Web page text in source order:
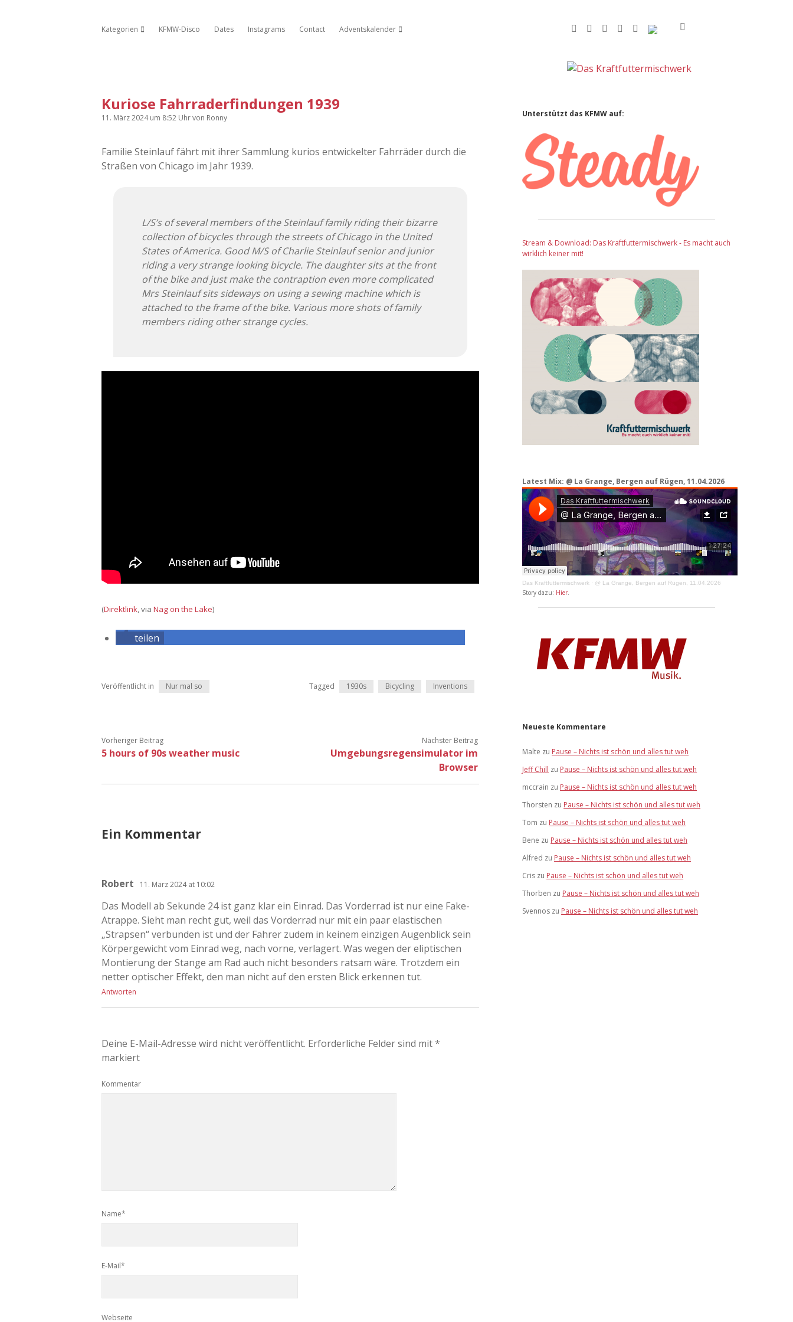
Kategorien Dropdown-Menü öffnen
KFMW-Disco Dates Instagrams Contact Adventskalender Dropdown-Menü öffnen facebookinstagram
rss soundcloud
vimeo Bluesky
Kuriose Fahrraderfindungen 1939
11. März 2024um 8:52 Uhrvon Ronny
Familie Steinlauf fährt mit ihrer Sammlung kurios entwickelter Fahrräder durch die
Straßen von Chicago im Jahr 1939.
L/S’s of several members of the Steinlauf family riding their bizarre
collection of bicycles through the streets of Chicago in the United
States of America. Good M/S of Charlie Steinlauf senior and junior
riding a very strange looking bicycle. The daughter sits at the front
of the bike and just make the contraption even more complicated
Mrs Steinlauf sits sideways on using a sewing machine which is
attached to the frame of the bike. Various more shots of family
members riding other strange cycles.
(Direktlink, via Nag on the Lake)
teilen
Veröffentlicht in Nur mal so Tagged 1930s Bicycling Inventions
Vorheriger Beitrag
5 hours of 90s weather music
Nächster Beitrag
Umgebungsregensimulator im
Browser
Ein Kommentar
Robert 11. März 2024 at 10:02
Das Modell ab Sekunde 24 ist ganz klar ein Einrad. Das Vorderrad ist nur eine Fake-
Atrappe. Sieht man recht gut, weil das Vorderrad nur mit ein paar elastischen
„Strapsen“ verbunden ist und der Fahrer zudem in keinem einzigen Augenblick sein
Körpergewicht vom Einrad weg, nach vorne, verlagert. Was wegen der eliptischen
Montierung der Stange am Rad auch nicht besonders ratsam wäre. Trotzdem ein
netter optischer Effekt, den man nicht auf den ersten Blick erkennen tut.
Antworten
Deine E-Mail-Adresse wird nicht veröffentlicht. Erforderliche Felder sind mit*
markiert
Kommentar
Name*
E-Mail*
Webseite
Sidebar
Unterstützt das KFMW auf:
Stream & Download: Das Kraftfuttermischwerk - Es macht auch
wirklich keiner mit!
Latest Mix: @ La Grange, Bergen auf Rügen, 11.04.2026
Das Kraftfuttermischwerk · @ La Grange, Bergen auf Rügen, 11.04.2026
Story dazu: Hier.
Neueste Kommentare
Malte zu Pause – Nichts ist schön und alles tut weh
Jeff Chill zu Pause – Nichts ist schön und alles tut weh
mccrain zu Pause – Nichts ist schön und alles tut weh
Thorsten zu Pause – Nichts ist schön und alles tut weh
Tom zu Pause – Nichts ist schön und alles tut weh
Bene zu Pause – Nichts ist schön und alles tut weh
Alfred zu Pause – Nichts ist schön und alles tut weh
Cris zu Pause – Nichts ist schön und alles tut weh
Thorben zu Pause – Nichts ist schön und alles tut weh
Svennos zu Pause – Nichts ist schön und alles tut weh